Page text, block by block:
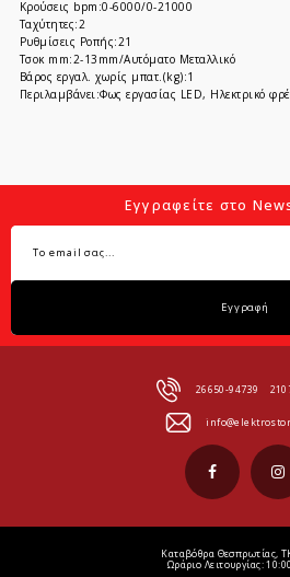
Κρούσεις bpm:0-6000/0-21000
Ταχύτητες:2
Ρυθμίσεις Ροπής:21
Τσοκ mm:2-13mm/Αυτόματο Μεταλλικό
Βάρος εργαλ. χωρίς μπατ.(kg):1
Περιλαμβάνει:Φως εργασίας LED, Ηλεκτρικό
Εγγραφείτε στο
Εγγραφή
26650-94739
Καταβόθρα Θεσπρωτίας,
Ωράριο Λειτουργίας: